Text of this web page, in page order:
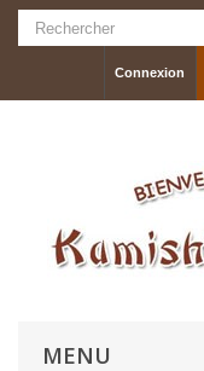
Connexion
MENU